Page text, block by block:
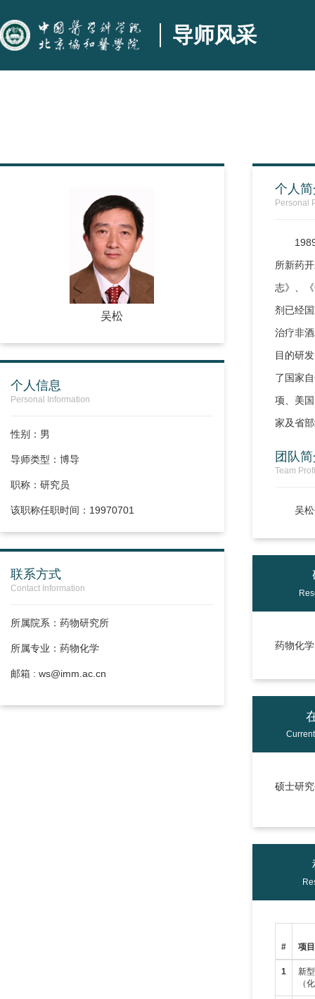
导师风采
吴松
个人信息
Personal Information
性别：男
导师类型：博导
职称：研究员
该职称任职时间：19970701
联系方式
Contact Information
所属院系：药物研究所
所属专业：药物化学
邮箱 : ws@imm.ac.cn
个人
Personal
所新药
志》、
剂已经
治疗非
目的研
了国家
项、美
家及省
团队
Team
吴
药物化
硕士研
# 项
1
新
（